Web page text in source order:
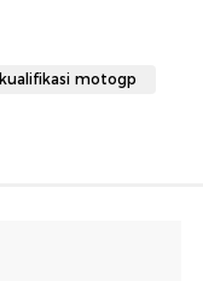
kualifikasi motogp